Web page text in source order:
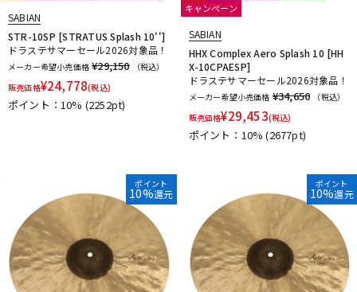
SABIAN
STR-10SP [STRATUS Splash 10'']
ドラステサマーセール2026対象品！
メーカー希望小売価格 ¥29,150
（税込）
販売価格¥24,778(税込)
ポイント：10% (2252pt)
キャンペーン
SABIAN
HHX Complex Aero Splash 10 [HH
X-10CPAESP]
ドラステサマーセール2026対象品！
メーカー希望小売価格 ¥34,650
（税込）
販売価格¥29,453(税込)
ポイント：10%(2677pt)
ポイント
10%還元
ポイント
10%還元